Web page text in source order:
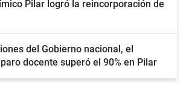
Pilar logró la reincorporación de
del Gobierno nacional, el
docente superó el 90% en Pilar